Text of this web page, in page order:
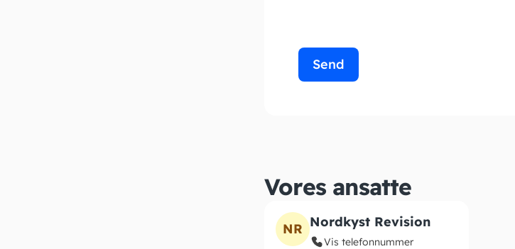
Send
Vores ansatte
NR Nordkyst Revision
Vis telefonnummer